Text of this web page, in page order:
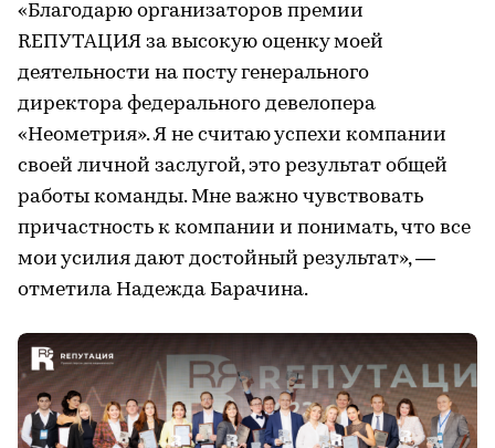
«Благодарю организаторов премии
RЕПУТАЦИЯ за высокую оценку моей
деятельности на посту генерального
директора федерального девелопера
«Неометрия». Я не считаю успехи компании
своей личной заслугой, это результат общей
работы команды. Мне важно чувствовать
причастность к компании и понимать, что все
мои усилия дают достойный результат», —
отметила Надежда Барачина.